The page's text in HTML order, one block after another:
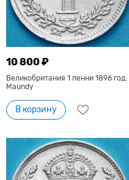
10 800 ₽
Великобритания 1 пенни 1896 год.
Maundy
В корзину